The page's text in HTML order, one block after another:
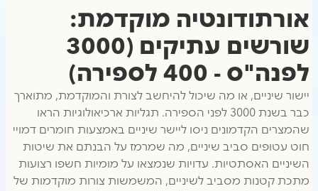
אורתודונטיה מוקדמת:
שורשים עתיקים (3000
לפנה"ס - 400 לספירה)
יישור שיניים, או מה שיכול להיחשב לצורת והמוקדמת, מתוארך
כבר בשנת 3000 לפני הספירה. תגליות ארכיאולוגיות הראו
שהמצרים הקדמונים ניסו ליישר שיניים באמצעות חומרים דמויי
חוט עטופים סביב שיניים, מה שמרמז על הבנתם את שיטות
השיניים האסתטיות. עדויות שנמצאו על מומיות חשפו רצועות
מתכת קטנות מסביב לשיניים, המשמשות צורות מוקדמות של